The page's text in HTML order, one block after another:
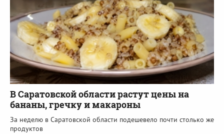
В Саратовской области растут цены на
бананы, гречку и макароны
За неделю в Саратовской области подешевело почти столько же
продуктов